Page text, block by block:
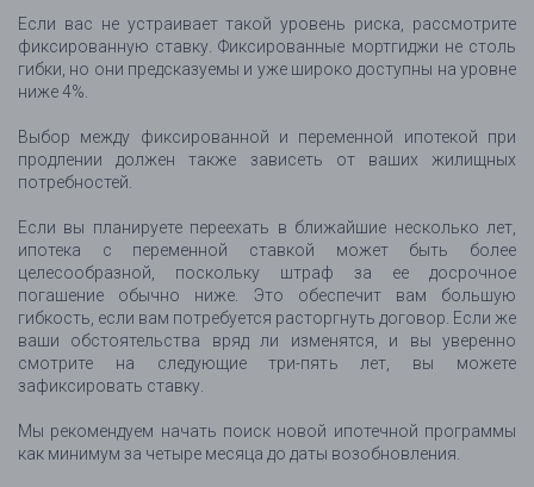
Если вас не устраивает такой уровень риска, рассмотрите
фиксированную ставку. Фиксированные мортгиджи не столь
гибки, но они предсказуемы и уже широко доступны на уровне
ниже 4%.
Выбор между фиксированной и переменной ипотекой при
продлении должен также зависеть от ваших жилищных
потребностей.
Если вы планируете переехать в ближайшие несколько лет,
ипотека с переменной ставкой может быть более
целесообразной, поскольку штраф за ее досрочное
погашение обычно ниже. Это обеспечит вам большую
гибкость, если вам потребуется расторгнуть договор. Если же
ваши обстоятельства вряд ли изменятся, и вы уверенно
смотрите на следующие три-пять лет, вы можете
зафиксировать ставку.
Мы рекомендуем начать поиск новой ипотечной программы
как минимум за четыре месяца до даты возобновления.